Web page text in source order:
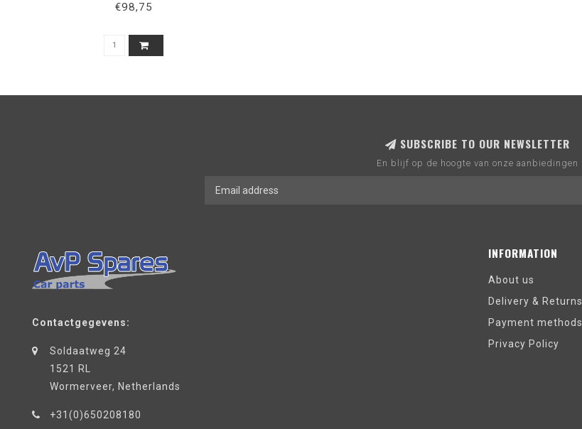
€98,75
SUBSCRIBE TO OUR NEWSLETTER
En blijf op de hoogte van onze aanbiedingen
Contactgegevens:
Soldaatweg 24
1521 RL
Wormerveer, Netherlands
+31(0)650208180
INFORMATION
About us
Delivery & Returns
Payment methods
Privacy Policy